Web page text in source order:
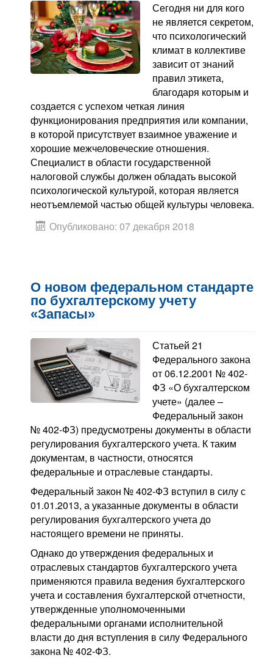
Сегодня ни для кого
не является секретом,
что психологический
климат в коллективе
зависит от знаний
правил этикета,
благодаря которым и
создается с успехом четкая линия
функционирования предприятия или компании,
в которой присутствует взаимное уважение и
хорошие межчеловеческие отношения.
Специалист в области государственной
налоговой службы должен обладать высокой
психологической культурой, которая является
неотъемлемой частью общей культуры человека.
Опубликовано: 07 декабря 2018
О новом федеральном стандарте
по бухгалтерскому учету
«Запасы»
Статьей 21
Федерального закона
от 06.12.2001 № 402-
ФЗ «О бухгалтерском
учете» (далее –
Федеральный закон
№ 402-ФЗ) предусмотрены документы в области
регулирования бухгалтерского учета. К таким
документам, в частности, относятся
федеральные и отраслевые стандарты.
Федеральный закон № 402-ФЗ вступил в силу с
01.01.2013, а указанные документы в области
регулирования бухгалтерского учета до
настоящего времени не приняты.
Однако до утверждения федеральных и
отраслевых стандартов бухгалтерского учета
применяются правила ведения бухгалтерского
учета и составления бухгалтерской отчетности,
утвержденные уполномоченными
федеральными органами исполнительной
власти до дня вступления в силу Федерального
закона № 402-ФЗ.